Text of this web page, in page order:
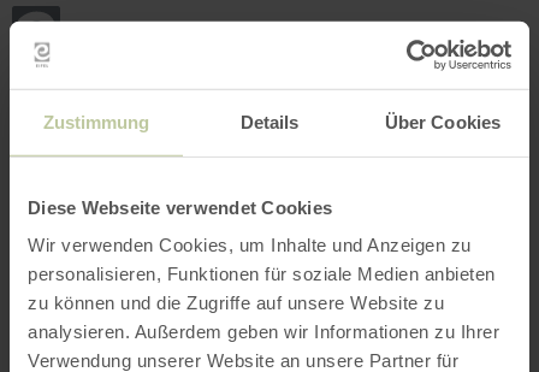
Zustimmung Details Über Cookies
Diese Webseite verwendet Cookies
Wir verwenden Cookies, um Inhalte und Anzeigen zu
personalisieren, Funktionen für soziale Medien anbieten
zu können und die Zugriffe auf unsere Website zu
analysieren. Außerdem geben wir Informationen zu Ihrer
Verwendung unserer Website an unsere Partner für
Skip to main content
Skip to main navigation
Back
to
home
page
SEARCH MENU
The leisure activities listed below have been
posted on the Regiondo booking platform by the
Rureifel Tourismus GmbH is solely responsible
for the content.